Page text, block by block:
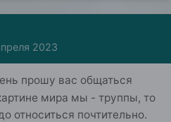
2023
прошу вас общаться
мира мы - труппы, то
относиться почтительно.